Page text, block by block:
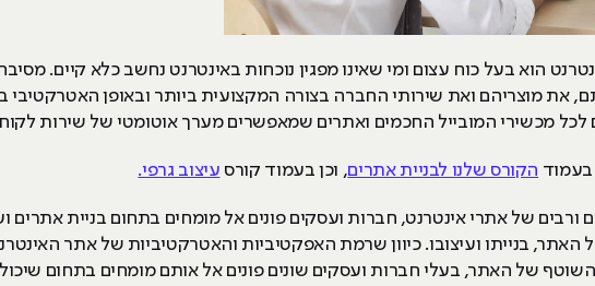
לשנת 2016 האינטרנט הוא בעל כוח עצום ומי שאינו מפגין נוכחות באינטרנט נחשב כלא
את מוצריהם ואת שירותי החברה בצורה המקצועית ביותר ובאופן האטרקטיבי
לכל מכשירי המובייל החכמים ואתרים שמאפשרים מערך אוטומטי של שירות
בעמוד הקורס שלנו לבניית אתרים, וכן בעמוד קורס עיצוב גרפי.
ורבים של אתרי אינטרנט, חברות ועסקים פונים אל מומחים בתחום בניית
האתר, בנייתו ועיצובו. כיוון שרמת האפקטיביות והאטרקטיביות של אתר
השוטף של האתר, בעלי חברות ועסקים שונים פונים אל אותם מומחים בתחום